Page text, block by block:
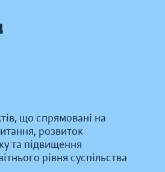
що спрямовані на
розвиток
та підвищення
рівня суспільства